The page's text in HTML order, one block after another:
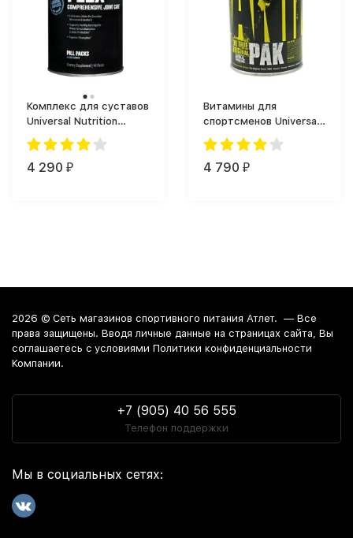
Комплекс для суставов
Universal Nutrition
Animal Flex (44 таб.)
4 290 ₽
Витамины для
спортсменов Universal
Nutrition Animal Pak (44
таб.)
4 790 ₽
2026 © Сеть магазинов спортивного питания Атлет. — Все
права защищены. Вводя личные данные на страницах сайта, Вы
соглашаетесь c условиями Политики конфиденциальности
Компании.
+7 (905) 40 56 555
Телефон поддержки
Мы в социальных сетях: